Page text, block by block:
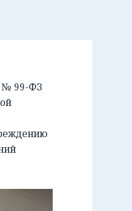
№ 99-ФЗ